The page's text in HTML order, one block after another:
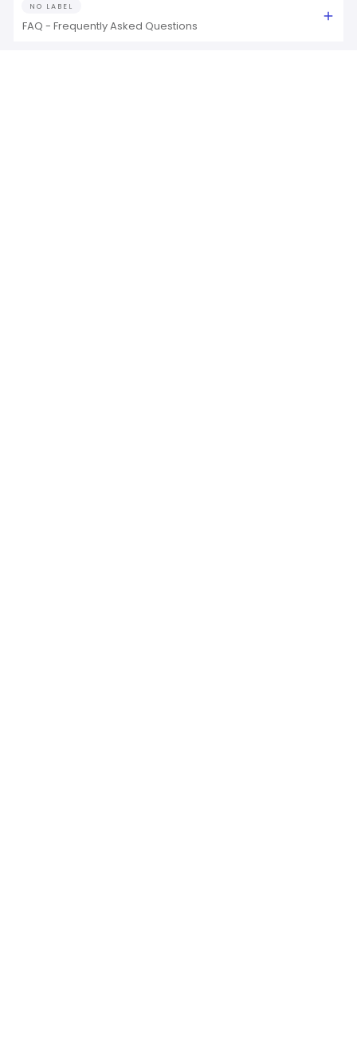
NO LABEL
FAQ - Frequently Asked Questions